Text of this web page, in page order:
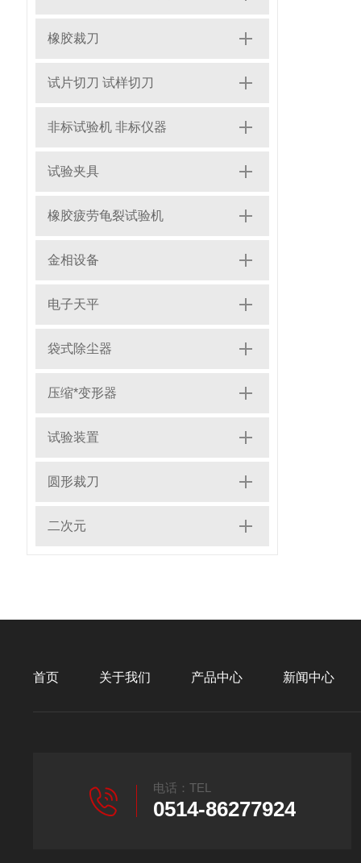
橡胶裁刀
试片切刀 试样切刀
非标试验机 非标仪器
试验夹具
橡胶疲劳龟裂试验机
金相设备
电子天平
袋式除尘器
压缩*变形器
试验装置
圆形裁刀
二次元
首页 关于我们 产品中心 新闻中心
电话：TEL
0514-86277924